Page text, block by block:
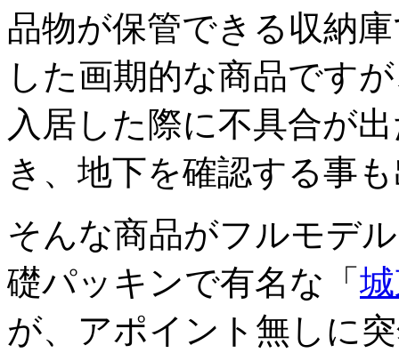
品物が保管できる収納
した画期的な商品です
入居した際に不具合が
き、地下を確認する事
そんな商品がフルモデ
礎パッキンで有名な「
が、アポイント無しに